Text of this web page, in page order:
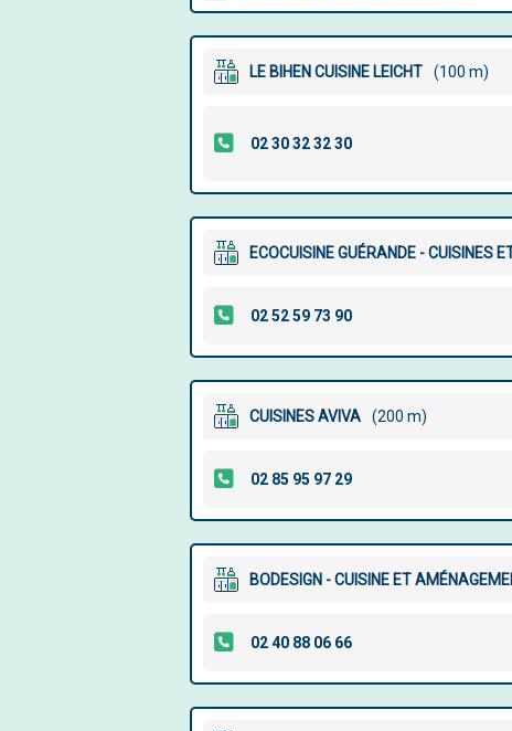
LE BIHEN CUISINE LEICHT (100 m)
ECOCUISINE GUÉRANDE - CUISINES
CUISINES AVIVA (200 m)
BODESIGN - CUISINE ET